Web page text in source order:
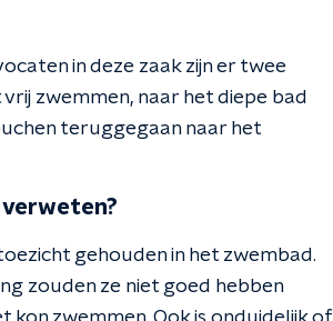
in deze zaak zijn er twee
zwemmen, naar het diepe bad
teruggegaan naar het
gehouden in het zwembad.
zouden ze niet goed hebben